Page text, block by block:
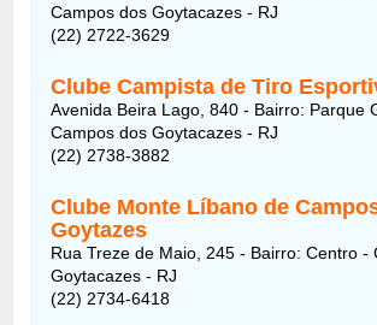
Campos dos Goytacazes - RJ
(22) 2722-3629
Clube Campista de Tiro
Avenida Beira Lago, 840 - Bairro: Parque
Campos dos Goytacazes - RJ
(22) 2738-3882
Clube Monte Líbano de
Goytazes
Rua Treze de Maio, 245 - Bairro: Centro -
Goytacazes - RJ
(22) 2734-6418